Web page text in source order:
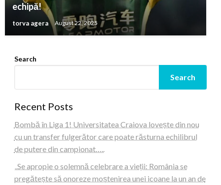
echipă!
torva agera August 22, 2025
Search
Search
Recent Posts
Bombă în Liga 1! Universitatea Craiova lovește din nou
cu un transfer fulgerător care poate răsturna echilibrul
de putere din campionat…..
„Se apropie o solemnă celebrare a vieții: România se
pregătește să onoreze moștenirea unei icoane la un an de